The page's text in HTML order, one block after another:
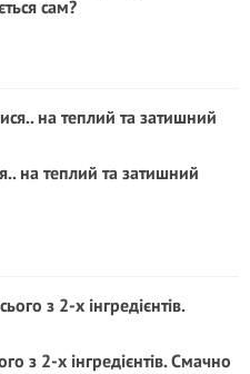
сам?
на теплий та затишний
з 2-х інгредієнтів. Смачно